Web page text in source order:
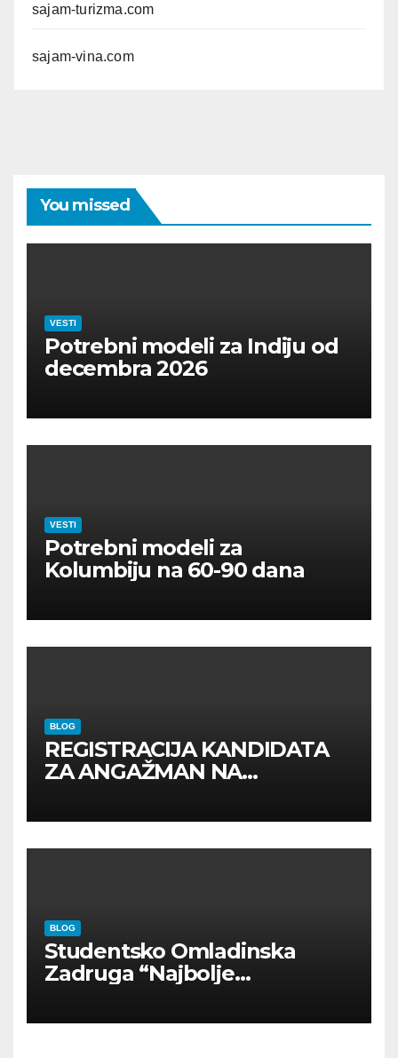
sajam-turizma.com
sajam-vina.com
You missed
VESTI
Potrebni modeli za Indiju od
decembra 2026
VESTI
Potrebni modeli za
Kolumbiju na 60-90 dana
BLOG
REGISTRACIJA KANDIDATA
ZA ANGAŽMAN NA
BLOG
Studentsko Omladinska
Zadruga “Najbolje